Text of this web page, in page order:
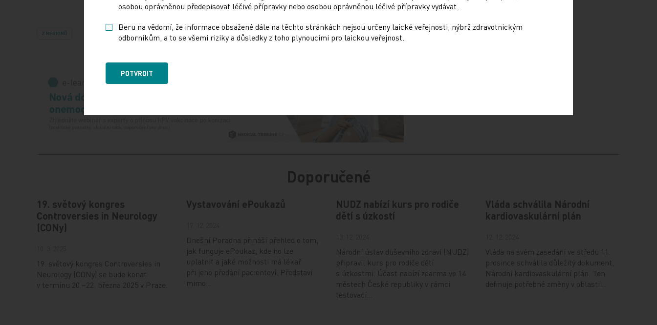
Z REGIONŮ Sdílejte článek
Doporučené
19. světový kongres
Controversies in Neurology
(CONy)
19. světový kongres Controversies in
Neurology (CONy) se bude konat
v termínu 20.–22. března 2025 v Praze.
Vystavování ePoukazů
Dnešní Poradna přináší přehled o tom,
jak funguje ePoukaz, kde ho lze
uplatnit a jaké možnosti má lékař
při jeho předání pacientovi. Představí
mimo…
NUDZ nabízí kurs pro rodiče
dětí s úzkostí
Národní ústav duševního zdraví (NUDZ)
připravil kurs pro rodiče dětí
s úzkostmi. Účast nabízí zdarma ve 14
městech České republiky v rámci
testovací…
Vláda schválila Národní
kardiovaskulární plán
Vláda na svém zasedání ve středu 11.
prosince schválila důležitý dokument,
Národní kardiovaskulární plán. Ten
definuje potřebné změny v oblasti…
osobou oprávněnou předepisovat léčivé přípravky nebo osobou oprávněnou léčivé přípravky vydávat.
Beru na vědomí, že informace obsažené dále na těchto stránkách nejsou určeny laické veřejnosti, nýbrž zdravotnickým
odborníkům, a to se všemi riziky a důsledky z toho plynoucími pro laickou veřejnost.
POTVRDIT